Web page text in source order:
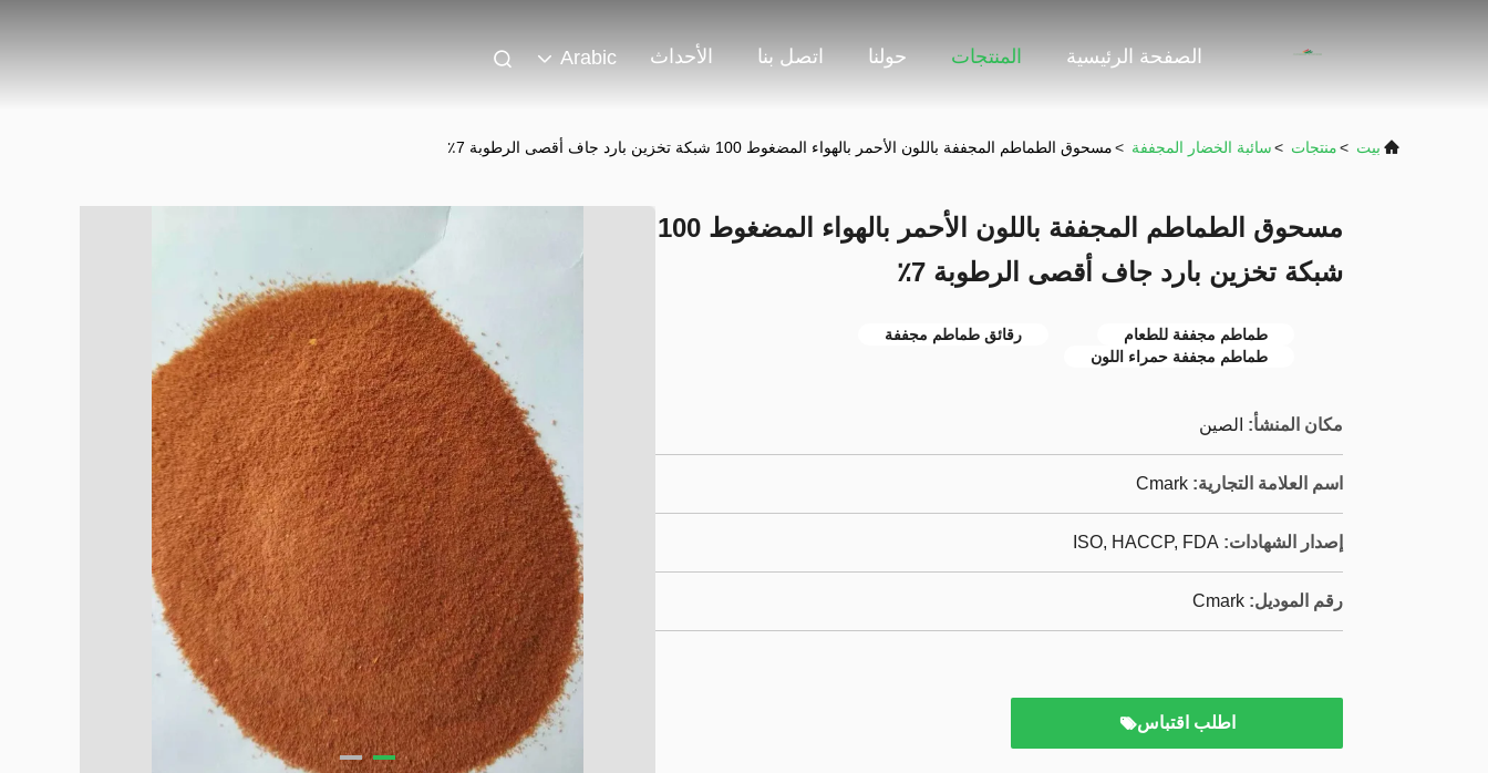
الصفحة الرئيسية المنتجات حولنا اتصل بنا الأحداث Arabic
بيت >منتجات >سائبة الخضار المجففة >مسحوق الطماطم المجففة باللون الأحمر بالهواء المضغوط 100 شبكة تخزين بارد جاف أقصى الرطوبة 7٪
مسحوق الطماطم المجففة باللون الأحمر بالهواء المضغوط 100
شبكة تخزين بارد جاف أقصى الرطوبة 7٪
طماطم مجففة للطعام
رقائق طماطم مجففة
طماطم مجففة حمراء اللون
مكان المنشأ: الصين
اسم العلامة التجارية: Cmark
إصدار الشهادات: ISO, HACCP, FDA
رقم الموديل: Cmark
اطلب اقتباس